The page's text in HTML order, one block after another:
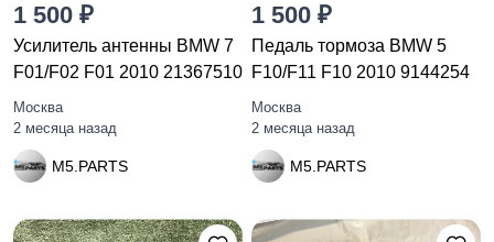
1 500 ₽
Усилитель антенны BMW 7
F01/F02 F01 2010 21367510
Москва
2 месяца назад
M5.PARTS
1 500 ₽
Педаль тормоза BMW 5
F10/F11 F10 2010 9144254
Москва
2 месяца назад
M5.PARTS